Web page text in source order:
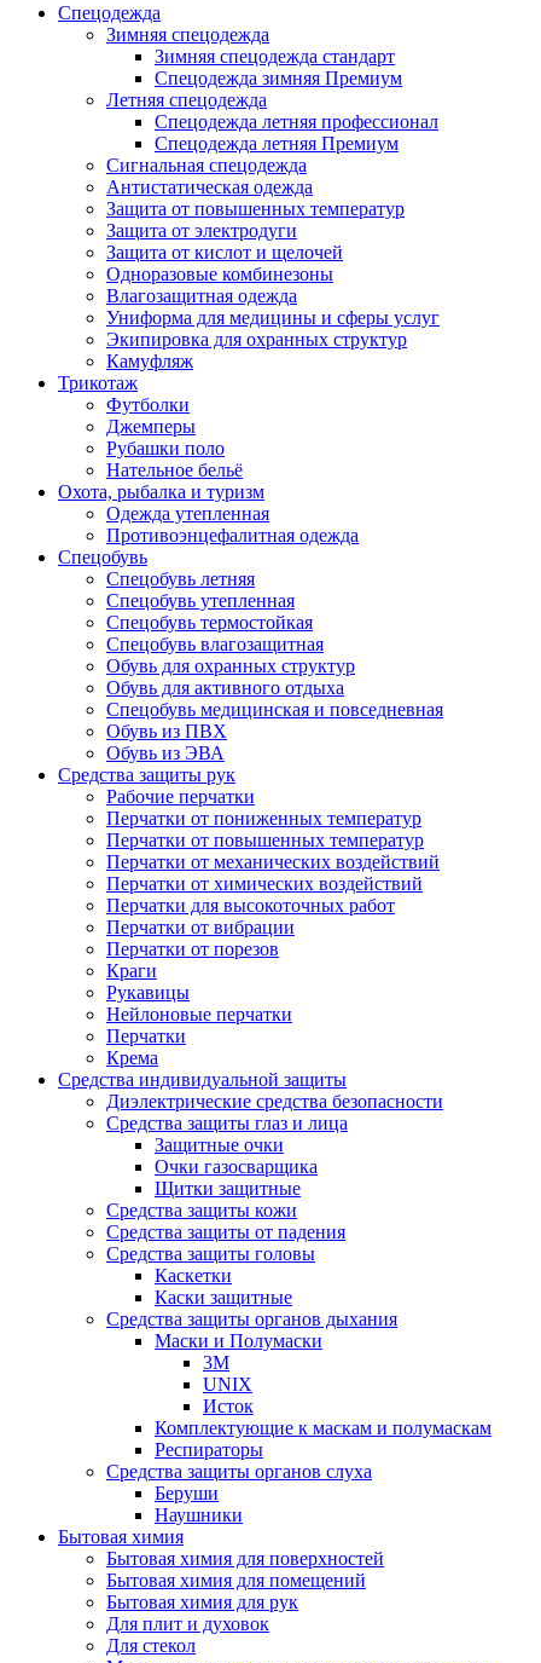
Спецодежда
Зимняя спецодежда
Зимняя спецодежда стандарт
Спецодежда зимняя Премиум
Летняя спецодежда
Спецодежда летняя профессионал
Спецодежда летняя Премиум
Сигнальная спецодежда
Антистатическая одежда
Защита от повышенных температур
Защита от электродуги
Защита от кислот и щелочей
Одноразовые комбинезоны
Влагозащитная одежда
Униформа для медицины и сферы услуг
Экипировка для охранных структур
Камуфляж
Трикотаж
Футболки
Джемперы
Рубашки поло
Нательное бельё
Охота, рыбалка и туризм
Одежда утепленная
Противоэнцефалитная одежда
Спецобувь
Спецобувь летняя
Спецобувь утепленная
Спецобувь термостойкая
Спецобувь влагозащитная
Обувь для охранных структур
Обувь для активного отдыха
Спецобувь медицинская и повседневная
Обувь из ПВХ
Обувь из ЭВА
Средства защиты рук
Рабочие перчатки
Перчатки от пониженных температур
Перчатки от повышенных температур
Перчатки от механических воздействий
Перчатки от химических воздействий
Перчатки для высокоточных работ
Перчатки от вибрации
Перчатки от порезов
Краги
Рукавицы
Нейлоновые перчатки
Перчатки
Крема
Средства индивидуальной защиты
Диэлектрические средства безопасности
Средства защиты глаз и лица
Защитные очки
Очки газосварщика
Щитки защитные
Средства защиты кожи
Средства защиты от падения
Средства защиты головы
Каскетки
Каски защитные
Средства защиты органов дыхания
Маски и Полумаски
3M
UNIX
Исток
Комплектующие к маскам и полумаскам
Респираторы
Средства защиты органов слуха
Беруши
Наушники
Бытовая химия
Бытовая химия для поверхностей
Бытовая химия для помещений
Бытовая химия для рук
Для плит и духовок
Для стекол